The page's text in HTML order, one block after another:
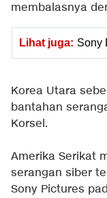
membalasnya
Lihat juga: Sony
Korea Utara
bantahan
Korsel.
Amerika Serikat
serangan siber
Sony Pictures